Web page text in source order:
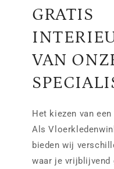
GRATIS
VAN
Het kiezen van
Als
bieden wij
waar je vrijblijvend